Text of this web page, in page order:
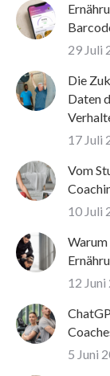
29 Juli
Die
Daten
17 Juli
Vom
10 Juli
Warum
12 Juni
5 Juni